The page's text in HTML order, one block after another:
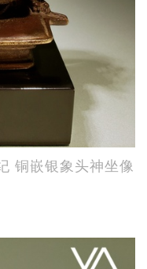
铜嵌银象头神坐像